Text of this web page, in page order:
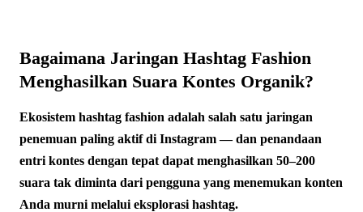
Bagaimana Jaringan Hashtag Fashion
Menghasilkan Suara Kontes Organik?
Ekosistem hashtag fashion adalah salah satu jaringan
penemuan paling aktif di Instagram — dan penandaan
entri kontes dengan tepat dapat menghasilkan 50–200
suara tak diminta dari pengguna yang menemukan konten
Anda murni melalui eksplorasi hashtag.